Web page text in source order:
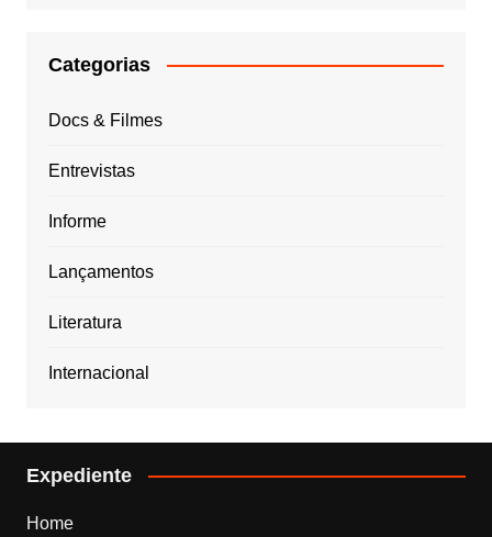
Categorias
Docs & Filmes
Entrevistas
Informe
Lançamentos
Literatura
Internacional
Expediente
Home